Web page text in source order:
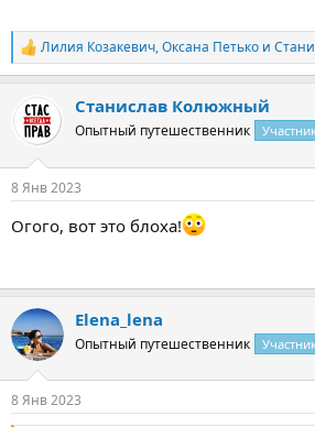
Р
е
к
ц
и
Лилия Козакевич,Оксана Петько и
Станислав Колюжный
Опытный путешественник
8 Янв 2023
Огого, вот это блоха!
Elena_lena
Опытный путешественник
8 Янв 2023